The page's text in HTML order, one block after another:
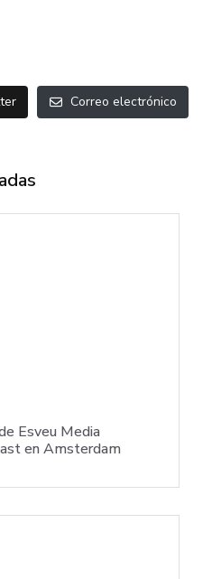
Correo electrónico
Esveu Media
en Amsterdam